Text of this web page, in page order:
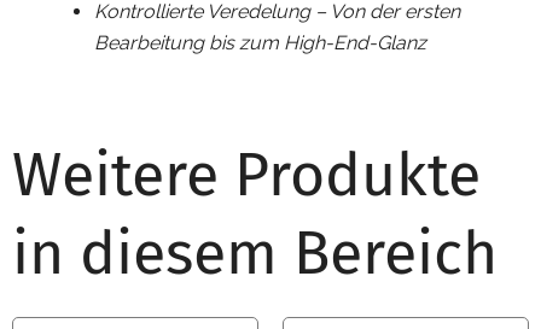
Kontrollierte Veredelung – Von der ersten
Bearbeitung bis zum High-End-Glanz
Weitere Produkte
in diesem Bereich